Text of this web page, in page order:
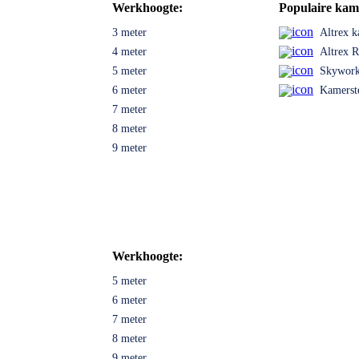
Werkhoogte:
3 meter
4 meter
5 meter
6 meter
7 meter
8 meter
9 meter
Populaire
Altrex
Altrex
Werkhoogte:
5 meter
6 meter
7 meter
8 meter